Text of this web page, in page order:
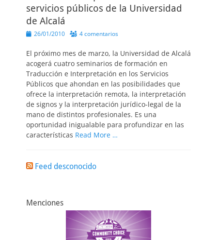
servicios públicos de la Universidad
de Alcalá
Publicado
26/01/2010 4 comentarios
El próximo mes de marzo, la Universidad de Alcalá
acogerá cuatro seminarios de formación en
Traducción e Interpretación en los Servicios
Públicos que ahondan en las posibilidades que
ofrece la interpretación remota, la interpretación
de signos y la interpretación jurídico-legal de la
mano de distintos profesionales. Es una
oportunidad inigualable para profundizar en las
características Read More …
Feed desconocido
Menciones